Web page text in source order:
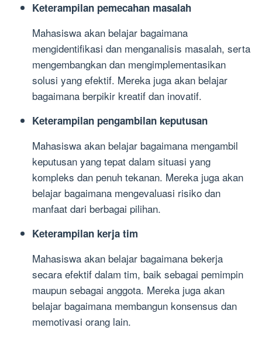
Keterampilan pemecahan masalah
Mahasiswa akan belajar bagaimana
mengidentifikasi dan menganalisis masalah, serta
mengembangkan dan mengimplementasikan
solusi yang efektif. Mereka juga akan belajar
bagaimana berpikir kreatif dan inovatif.
Keterampilan pengambilan keputusan
Mahasiswa akan belajar bagaimana mengambil
keputusan yang tepat dalam situasi yang
kompleks dan penuh tekanan. Mereka juga akan
belajar bagaimana mengevaluasi risiko dan
manfaat dari berbagai pilihan.
Keterampilan kerja tim
Mahasiswa akan belajar bagaimana bekerja
secara efektif dalam tim, baik sebagai pemimpin
maupun sebagai anggota. Mereka juga akan
belajar bagaimana membangun konsensus dan
memotivasi orang lain.